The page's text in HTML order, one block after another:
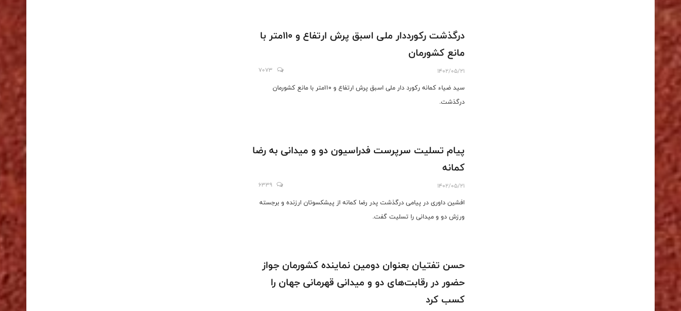
درگذشت رکورد‌دار ملی اسبق پرش ارتفاع و ۱۱۰متر با
مانع کشورمان
1402/05/21
7073
سید ضیاء کمانه رکورد دار ملی اسبق پرش ارتفاع و ۱۱۰متر با مانع کشورمان
درگذشت.
پیام تسلیت سرپرست فدراسیون دو و میدانی به رضا
کمانه
1402/05/21
6339
افشین داوری در پیامی درگذشت پدر رضا کمانه از پیشکسوتان ارزنده و برجسته
ورزش دو و میدانی را تسلیت گفت.
حسن تفتیان بعنوان دومین نماینده کشورمان جواز
حضور در رقابت‌های دو و میدانی قهرمانی جهان را
کسب کرد